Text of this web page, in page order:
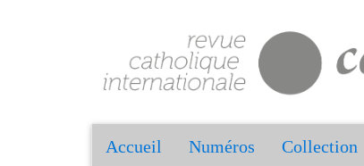
Accueil Numéros Collection